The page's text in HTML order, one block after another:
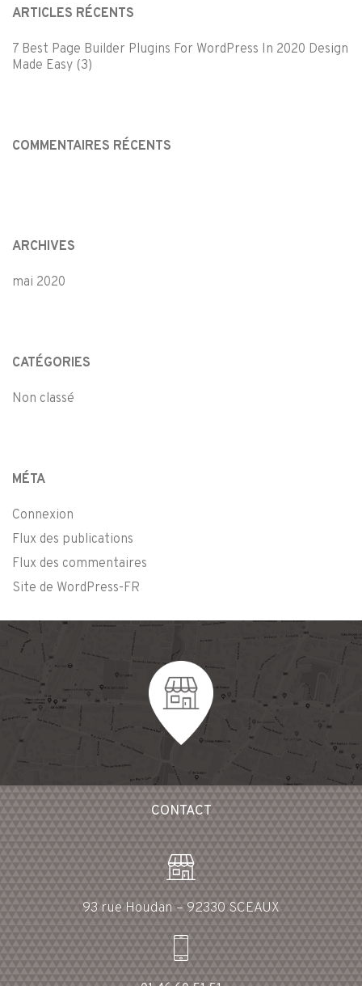
ARTICLES RÉCENTS
7 Best Page Builder Plugins For WordPress In 2020 Design
Made Easy (3)
COMMENTAIRES RÉCENTS
ARCHIVES
mai 2020
CATÉGORIES
Non classé
MÉTA
Connexion
Flux des publications
Flux des commentaires
Site de WordPress-FR
CONTACT
93 rue Houdan – 92330 SCEAUX